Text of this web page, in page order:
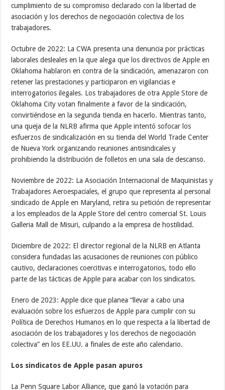
cumplimiento de su compromiso declarado con la libertad de
asociación y los derechos de negociación colectiva de los
trabajadores.
Octubre de 2022: La CWA presenta una denuncia por prácticas
laborales desleales en la que alega que los directivos de Apple en
Oklahoma hablaron en contra de la sindicación, amenazaron con
retener las prestaciones y participaron en vigilancias e
interrogatorios ilegales. Los trabajadores de otra Apple Store de
Oklahoma City votan finalmente a favor de la sindicación,
convirtiéndose en la segunda tienda en hacerlo. Mientras tanto,
una queja de la NLRB afirma que Apple intentó sofocar los
esfuerzos de sindicalización en su tienda del World Trade Center
de Nueva York organizando reuniones antisindicales y
prohibiendo la distribución de folletos en una sala de descanso.
Noviembre de 2022: La Asociación Internacional de Maquinistas y
Trabajadores Aeroespaciales, el grupo que representa al personal
sindicado de Apple en Maryland, retira su petición de representar
a los empleados de la Apple Store del centro comercial St. Louis
Galleria Mall de Misuri, culpando a la empresa de hostilidad.
Diciembre de 2022: El director regional de la NLRB en Atlanta
considera fundadas las acusaciones de reuniones con público
cautivo, declaraciones coercitivas e interrogatorios, todo ello
parte de las tácticas de Apple para acabar con los sindicatos.
Enero de 2023: Apple dice que planea “llevar a cabo una
evaluación sobre los esfuerzos de Apple para cumplir con su
Política de Derechos Humanos en lo que respecta a la libertad de
asociación de los trabajadores y los derechos de negociación
colectiva” en los EE.UU. a finales de este año calendario.
Los sindicatos de Apple pasan apuros
La Penn Square Labor Alliance, que ganó la votación para